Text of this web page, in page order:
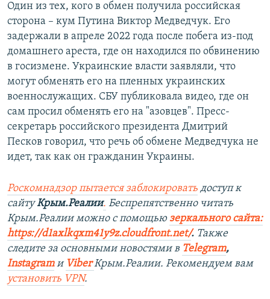
Один из тех, кого в обмен получила российская
сторона – кум Путина Виктор Медведчук. Его
задержали в апреле 2022 года после побега из-под
домашнего ареста, где он находился по обвинению
в госизмене. Украинские власти заявляли, что
могут обменять его на пленных украинских
военнослужащих. СБУ публиковала видео, где он
сам просил обменять его на "азовцев". Пресс-
секретарь российского президента Дмитрий
Песков говорил, что речь об обмене Медведчука не
идет, так как он гражданин Украины.
Роскомнадзор пытается заблокировать доступ к
сайтуКрым.Реалии. Беспрепятственно читать
Крым.Реалии можно с помощью зеркального сайта:
https://d1axlkqxm41y9z.cloudfront.net/. ​ Также
следите за основными новостями в Telegram,
Instagram и ViberКрым.Реалии. Рекомендуем вам
установить VPN.